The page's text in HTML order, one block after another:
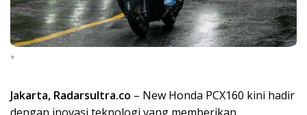
*
Jakarta, Radarsultra.co – New Honda PCX160 kini hadir
dengan inovasi teknologi yang memberikan